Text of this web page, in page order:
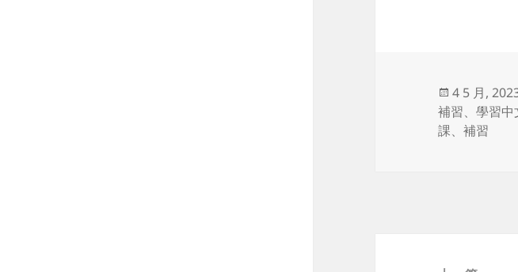
发
布
于
4 5 月,
補習、學習中
課、補習